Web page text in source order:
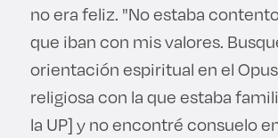
no era feliz. "No estaba
que iban con mis valores.
orientación espiritual en el
religiosa con la que estaba
la UP] y no encontré consuelo